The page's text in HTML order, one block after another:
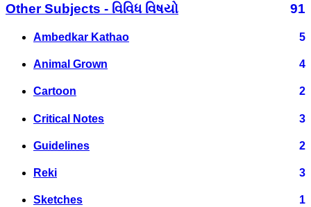
Other Subjects - વિવિધ વિષયો
91
Ambedkar Kathao 5
Animal Grown 4
Cartoon 2
Critical Notes 3
Guidelines 2
Reki 3
Sketches 1